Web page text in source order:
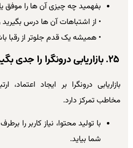
بفهمید چه چیزی آن ها را موفق
• از اشتباهات آن ها درس بگیرید
• همیشه یک قدم جلوتر از رقبا
بازاریابی درونگرا بر ایجاد
مخاطب تمرکز دارد.
با تولید محتوا، نیاز کاربر را
شما بیاید.